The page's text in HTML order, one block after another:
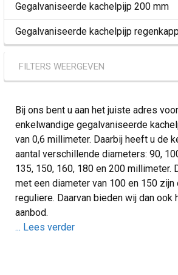
Gegalvaniseerde kachelpijp 200 mm
Gegalvaniseerde kachelpijp
FILTERS WEERGEVEN
Bij ons bent u aan het juiste adres
enkelwandige gegalvaniseerde
van 0,6 millimeter. Daarbij heeft u de
aantal verschillende diameters: 90,
135, 150, 160, 180 en 200 millimeter.
met een diameter van 100 en 150
reguliere. Daarvan bieden wij dan ook
aanbod.
... Lees verder